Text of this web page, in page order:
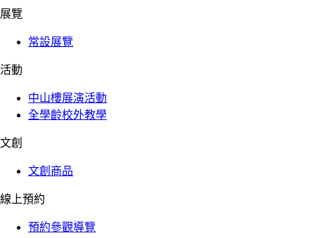
展覽
常設展覽
活動
中山樓展演活動
全學齡校外教學
文創
文創商品
線上預約
預約參觀導覽